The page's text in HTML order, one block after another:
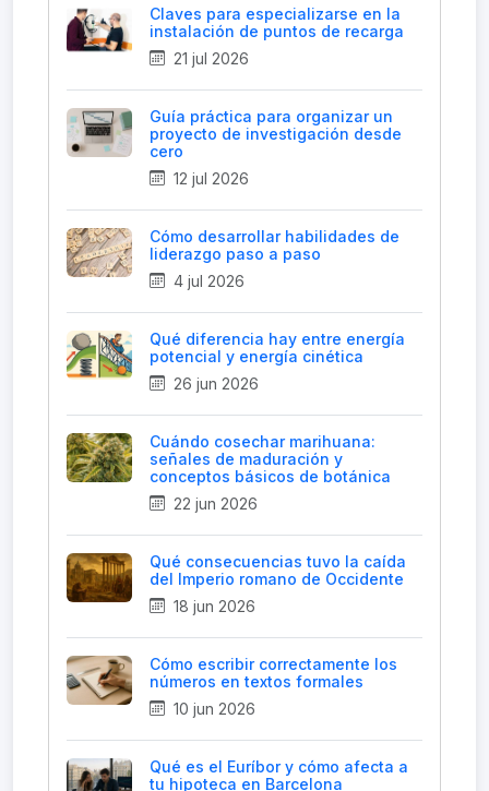
Claves para especializarse en la
instalación de puntos de recarga
21 jul 2026
Guía práctica para organizar un
proyecto de investigación desde
cero
12 jul 2026
Cómo desarrollar habilidades de
liderazgo paso a paso
4 jul 2026
Qué diferencia hay entre energía
potencial y energía cinética
26 jun 2026
Cuándo cosechar marihuana:
señales de maduración y
conceptos básicos de botánica
22 jun 2026
Qué consecuencias tuvo la caída
del Imperio romano de Occidente
18 jun 2026
Cómo escribir correctamente los
números en textos formales
10 jun 2026
Qué es el Euríbor y cómo afecta a
tu hipoteca en Barcelona